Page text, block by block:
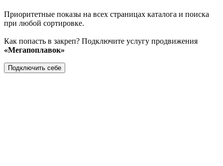
Приоритетные показы на всех страницах каталога и поиска
при любой сортировке.
Как попасть в закреп? Подключите услугу продвижения
«Мегапоплавок»
Подключить себе